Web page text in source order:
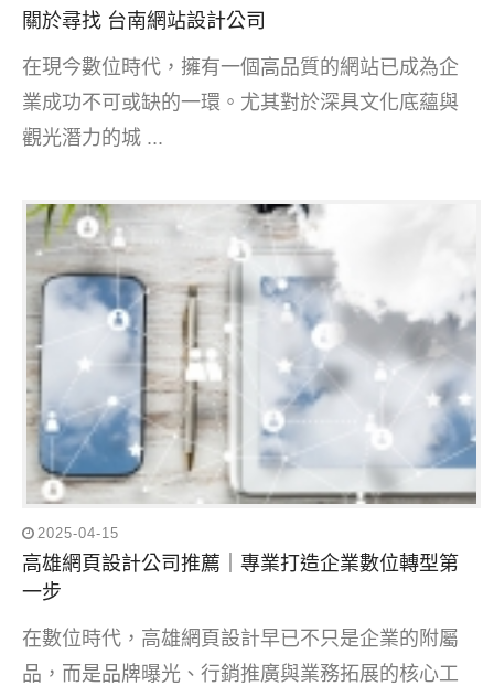
關於尋找 台南網站設計公司
在現今數位時代，擁有一個高品質的網站已成為企
業成功不可或缺的一環。尤其對於深具文化底蘊與
觀光潛力的城 ...
2025-04-15
高雄網頁設計公司推薦｜專業打造企業數位轉型第
一步
在數位時代，高雄網頁設計早已不只是企業的附屬
品，而是品牌曝光、行銷推廣與業務拓展的核心工